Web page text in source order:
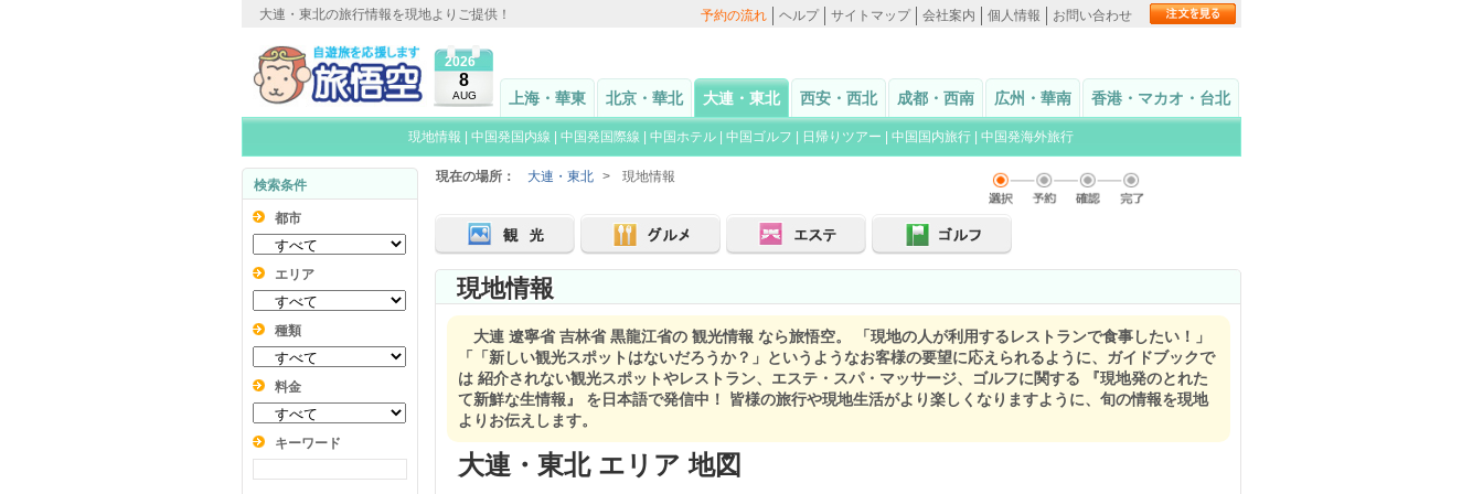
大連・東北の旅行情報を現地よりご提供！ 予約の流れ ヘルプ サイトマップ 会社案内 個人情報 お問い合わせ
2026
8
AUG 上海・華東 北京・華北 大連・東北 西安・西北 成都・西南 広州・華南 香港・マカオ・台北
現地情報 中国発国内線 中国発国際線 中国ホテル 中国ゴルフ 日帰りツアー 中国国内旅行 中国発海外旅行
検索条件
都市
エリア
種類
料金
キーワード
現在の場所： 大連・東北 > 現地情報
現地情報
大連 遼寧省 吉林省 黒龍江省の 観光情報 なら旅悟空。 「現地の人が利用するレストランで食事したい！」
「「新しい観光スポットはないだろうか？」というようなお客様の要望に応えられるように、ガイドブックで
は 紹介されない観光スポットやレストラン、エステ・スパ・マッサージ、ゴルフに関する 『現地発のとれた
て新鮮な生情報』 を日本語で発信中！ 皆様の旅行や現地生活がより楽しくなりますように、旬の情報を現地
よりお伝えします。
大連・東北 エリア 地図